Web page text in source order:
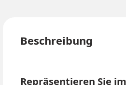
Beschreibung
Repräsentieren Sie